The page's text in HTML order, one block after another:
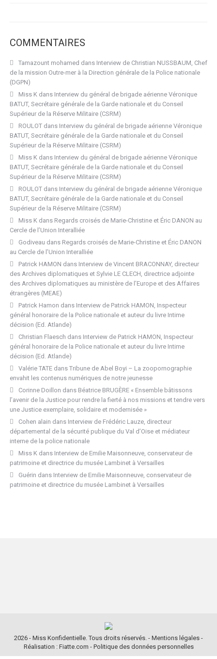
COMMENTAIRES
Tamazount mohamed dans Interview de Christian NUSSBAUM, Chef
de la mission Outre-mer à la Direction générale de la Police nationale
(DGPN)
Miss K dans Interview du général de brigade aérienne Véronique
BATUT, Secrétaire générale de la Garde nationale et du Conseil
Supérieur de la Réserve Militaire (CSRM)
ROULOT dans Interview du général de brigade aérienne Véronique
BATUT, Secrétaire générale de la Garde nationale et du Conseil
Supérieur de la Réserve Militaire (CSRM)
Miss K dans Interview du général de brigade aérienne Véronique
BATUT, Secrétaire générale de la Garde nationale et du Conseil
Supérieur de la Réserve Militaire (CSRM)
ROULOT dans Interview du général de brigade aérienne Véronique
BATUT, Secrétaire générale de la Garde nationale et du Conseil
Supérieur de la Réserve Militaire (CSRM)
Miss K dans Regards croisés de Marie-Christine et Éric DANON au
Cercle de l’Union Interalliée
Godiveau dans Regards croisés de Marie-Christine et Éric DANON
au Cercle de l’Union Interalliée
Patrick HAMON dans Interview de Vincent BRACONNAY, directeur
des Archives diplomatiques et Sylvie LE CLECH, directrice adjointe
des Archives diplomatiques au ministère de l’Europe et des Affaires
étrangères (MEAE)
Patrick Hamon dans Interview de Patrick HAMON, Inspecteur
général honoraire de la Police nationale et auteur du livre Intime
décision (Ed. Atlande)
Christian Flaesch dans Interview de Patrick HAMON, Inspecteur
général honoraire de la Police nationale et auteur du livre Intime
décision (Ed. Atlande)
Valérie TATE dans Tribune de Abel Boyi – La zoopornographie
envahit les contenus numériques de notre jeunesse
Corinne Doillon dans Béatrice BRUGÈRE « Ensemble bâtissons
l’avenir de la Justice pour rendre la fierté à nos missions et tendre vers
une Justice exemplaire, solidaire et modernisée »
Cohen alain dans Interview de Frédéric Lauze, directeur
départemental de la sécurité publique du Val d’Oise et médiateur
interne de la police nationale
Miss K dans Interview de Emilie Maisonneuve, conservateur de
patrimoine et directrice du musée Lambinet à Versailles
Guérin dans Interview de Emilie Maisonneuve, conservateur de
patrimoine et directrice du musée Lambinet à Versailles
2026 - Miss Konfidentielle. Tous droits réservés. - Mentions légales -
Réalisation : Fiatte.com - Politique des données personnelles